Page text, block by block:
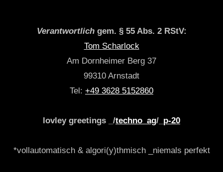
Verantwortlichgem. § 55 Abs. 2 RStV:
Tom Scharlock
Am Dornheimer Berg 37
99310 Arnstadt
Tel: +49 3628 5152860
lovley greetings _/techno_ag/_ p-20
*vollautomatisch & algori(y)thmisch _niemals perfekt